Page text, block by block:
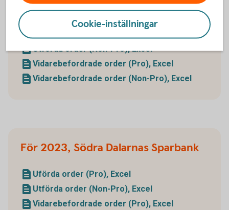
För 2023, Bergslagens Sparbank
Utförda order (Non-Pro), Excel
Vidarebefordrade order (Pro), Excel
Vidarebefordrade order (Non-Pro), Excel
För 2023, Södra Dalarnas Sparbank
Uförda order (Pro), Excel
Utförda order (Non-Pro), Excel
Vidarebefordrade order (Pro), Excel
Cookie-inställningar